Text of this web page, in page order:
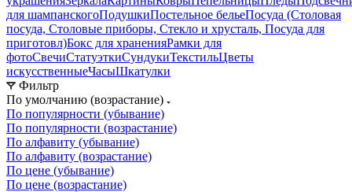
для шампанскогоПодушкиПостельное бельеПосуда (Столовая
посуда, Столовые приборы, Стекло и хрусталь, Посуда для
приготовл)Бокс для храненияРамки для
фотоСвечиСтатуэткиСундукиТекстильЦветы
искусственныеЧасыШкатулки
Фильтр
По умолчанию (возрастание)
По популярности (убывание)
По популярности (возрастание)
По алфавиту (убывание)
По алфавиту (возрастание)
По цене (убывание)
По цене (возрастание)